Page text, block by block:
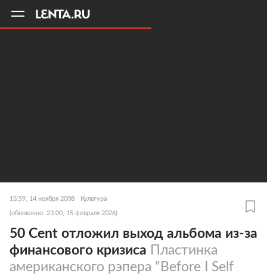
15:59, 14 ноября 2008 Культура
(обновлено: 23:00, 15 февраля 2026)
50 Cent отложил выход альбома из-за
финансового кризиса Пластинка
американского рэпера "Before I Self